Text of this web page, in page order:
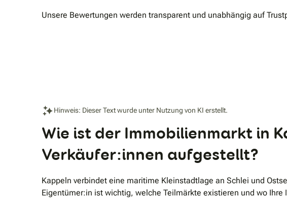
Unsere Bewertungen werden transparent und unabhängig auf
Hinweis: Dieser Text wurde unter Nutzung von KI erstellt.
Wie ist der Immobilienmarkt in
Verkäufer:innen aufgestellt?
Kappeln verbindet eine maritime Kleinstadtlage an Schlei und
Eigentümer:in ist wichtig, welche Teilmärkte existieren und wo